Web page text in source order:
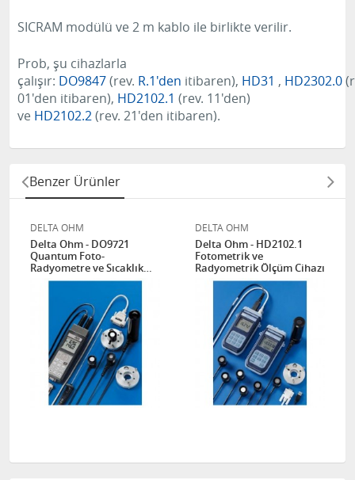
SICRAM modülü ve 2 m kablo ile birlikte verilir.
Prob, şu cihazlarla
çalışır: DO9847(rev. R.1'den itibaren), HD31 , HD2302.0
01'den itibaren), HD2102.1 (rev. 11'den)
ve HD2102.2(rev. 21'den itibaren).
Benzer Ürünler
DELTA OHM
Delta Ohm - DO9721
Quantum Foto-
Radyometre ve Sıcaklık
Ölçüm ve Kayıt Cihazı
DELTA OHM
Delta Ohm - HD2102.1
Fotometrik ve
Radyometrik Ölçüm Cihazı